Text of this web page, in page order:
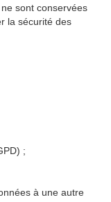
sont conservées
la sécurité des
;
à une autre